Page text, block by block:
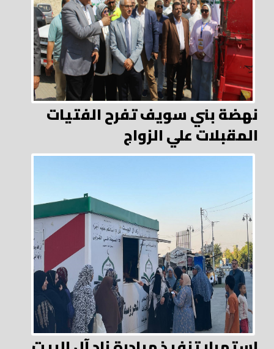
نهضة بني سويف تفرح الفتيات
المقبلات علي الزواج